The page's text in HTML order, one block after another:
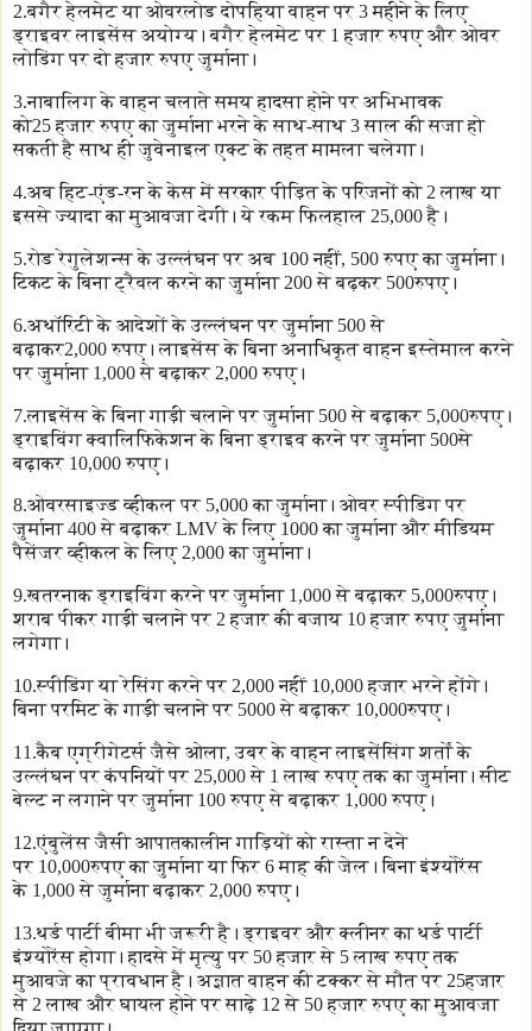
2.बगैर हेलमेट या ओवरलोड दोपहिया वाहन पर 3 महीने के लिए
ड्राइवर लाइसेंस अयोग्य। बगैर हेलमेट पर 1 हजार रुपए और ओवर
लोडिंग पर दो हजार रुपए जुर्माना।
3.नाबालिग के वाहन चलाते समय हादसा होने पर अभिभावक
को25 हजार रुपए का जुर्माना भरने के साथ-साथ 3 साल की सजा हो
सकती है साथ ही जुवेनाइल एक्ट के तहत मामला चलेगा।
4.अब हिट-एंड-रन के केस में सरकार पीड़ित के परिजनों को 2 लाख या
इससे ज्यादा का मुआवजा देगी। ये रकम फिलहाल 25,000 है।
5.रोड रेगुलेशन्स के उल्लंघन पर अब 100 नहीं, 500 रुपए का जुर्माना।
टिकट के बिना ट्रैवल करने का जुर्माना 200 से बढ़कर 500रुपए।
6.अथॉरिटी के आदेशों के उल्लंघन पर जुर्माना 500 से
बढ़ाकर2,000 रुपए। लाइसेंस के बिना अनाधिकृत वाहन इस्तेमाल करने
पर जुर्माना 1,000 से बढ़ाकर 2,000 रुपए।
7.लाइसेंस के बिना गाड़ी चलाने पर जुर्माना 500 से बढ़ाकर 5,000रुपए।
ड्राइविंग क्वालिफिकेशन के बिना ड्राइव करने पर जुर्माना 500से
बढ़ाकर 10,000 रुपए।
8.ओवरसाइज्ड व्हीकल पर 5,000 का जुर्माना। ओवर स्पीडिंग पर
जुर्माना 400 से बढ़ाकर LMV के लिए 1000 का जुर्माना और मीडियम
पैसेंजर व्हीकल के लिए 2,000 का जुर्माना।
9.खतरनाक ड्राइविंग करने पर जुर्माना 1,000 से बढ़ाकर 5,000रुपए।
शराब पीकर गाड़ी चलाने पर 2 हजार की बजाय 10 हजार रुपए जुर्माना
लगेगा।
10.स्पीडिंग या रेसिंग करने पर 2,000 नहीं 10,000 हजार भरने होंगे।
बिना परमिट के गाड़ी चलाने पर 5000 से बढ़ाकर 10,000रुपए।
11.कैब एग्रीगेटर्स जैसे ओला, उबर के वाहन लाइसेंसिंग शर्तों के
उल्लंघन पर कंपनियों पर 25,000 से 1 लाख रुपए तक का जुर्माना। सीट
बेल्ट न लगाने पर जुर्माना 100 रुपए से बढ़ाकर 1,000 रुपए।
12.एंबुलेंस जैसी आपातकालीन गाड़ियों को रास्ता न देने
पर 10,000रुपए का जुर्माना या फिर 6 माह की जेल। बिना इंश्योरेंस
के 1,000 से जुर्माना बढ़ाकर 2,000 रुपए।
13.थर्ड पार्टी बीमा भी जरूरी है। ड्राइवर और क्लीनर का थर्ड पार्टी
इंश्योरेंस होगा। हादसे में मृत्यु पर 50 हजार से 5 लाख रुपए तक
मुआवजे का प्रावधान है। अज्ञात वाहन की टक्कर से मौत पर 25हजार
से 2 लाख और घायल होने पर साढ़े 12 से 50 हजार रुपए का मुआवजा